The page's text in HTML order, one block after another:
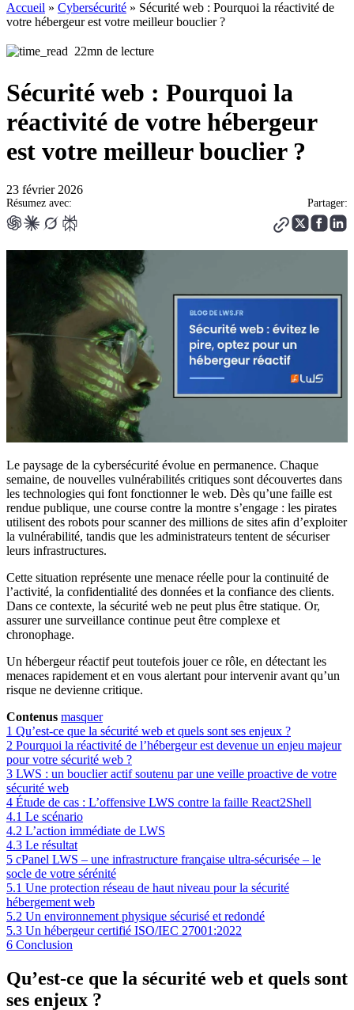
Accueil » Cybersécurité » Sécurité web : Pourquoi la réactivité de
votre hébergeur est votre meilleur bouclier ?
22mn de lecture
Sécurité web : Pourquoi la
réactivité de votre hébergeur
est votre meilleur bouclier ?
23 février 2026
Résumez avec: Partager:
Le paysage de la cybersécurité évolue en permanence. Chaque
semaine, de nouvelles vulnérabilités critiques sont découvertes dans
les technologies qui font fonctionner le web. Dès qu’une faille est
rendue publique, une course contre la montre s’engage : les pirates
utilisent des robots pour scanner des millions de sites afin d’exploiter
la vulnérabilité, tandis que les administrateurs tentent de sécuriser
leurs infrastructures.
Cette situation représente une menace réelle pour la continuité de
l’activité, la confidentialité des données et la confiance des clients.
Dans ce contexte, la sécurité web ne peut plus être statique. Or,
assurer une surveillance continue peut être complexe et
chronophage.
Un hébergeur réactif peut toutefois jouer ce rôle, en détectant les
menaces rapidement et en vous alertant pour intervenir avant qu’un
risque ne devienne critique.
Contenus masquer
1 Qu’est-ce que la sécurité web et quels sont ses enjeux ?
2 Pourquoi la réactivité de l’hébergeur est devenue un enjeu majeur
pour votre sécurité web ?
3 LWS : un bouclier actif soutenu par une veille proactive de votre
sécurité web
4 Étude de cas : L’offensive LWS contre la faille React2Shell
4.1 Le scénario
4.2 L’action immédiate de LWS
4.3 Le résultat
5 cPanel LWS – une infrastructure française ultra-sécurisée – le
socle de votre sérénité
5.1 Une protection réseau de haut niveau pour la sécurité
hébergement web
5.2 Un environnement physique sécurisé et redondé
5.3 Un hébergeur certifié ISO/IEC 27001:2022
6 Conclusion
Qu’est-ce que la sécurité web et quels sont
ses enjeux ?